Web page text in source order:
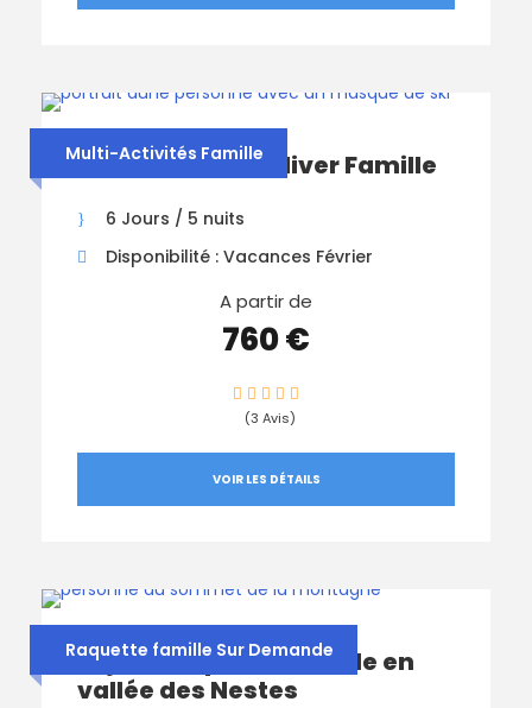
Multi-Activités Famille
Multi-Activités Hiver Famille
6 Jours / 5 nuits
Disponibilité : Vacances Février
A partir de
760 €
(3 Avis)
VOIR LES DÉTAILS
Raquette famille Sur Demande
Séjour Raquette Famille en
vallée des Nestes